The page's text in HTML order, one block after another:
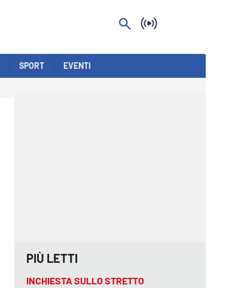
SPORT EVENTI
PIÙ LETTI
INCHIESTA SULLO STRETTO